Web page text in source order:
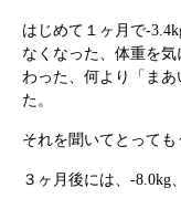
はじめて１ヶ月で-
なくなった、体重を
わった、何より「ま
た。
それを聞いてとっても
３ヶ月後には、-8.0kg